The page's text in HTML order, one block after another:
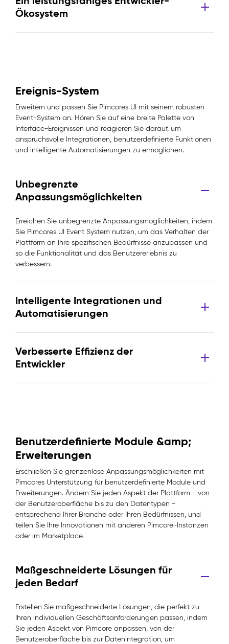
Ökosystem
Ereignis-System
Erweitern und passen Sie Pimcores UI mit seinem robusten
Event-System an. Hören Sie auf eine breite Palette von
Interface-Ereignissen und reagieren Sie darauf, um
anspruchsvolle Integrationen, benutzerdefinierte Funktionen
und intelligente Automatisierungen zu ermöglichen.
Unbegrenzte
Anpassungsmöglichkeiten
Erreichen Sie unbegrenzte Anpassungsmöglichkeiten, indem
Sie Pimcores UI Event System nutzen, um das Verhalten der
Plattform an Ihre spezifischen Bedürfnisse anzupassen und
so die Funktionalität und das Benutzererlebnis zu
verbessern.
Intelligente Integrationen und
Automatisierungen
Verbesserte Effizienz der
Entwickler
Benutzerdefinierte Module &amp;
Erweiterungen
Erschließen Sie grenzenlose Anpassungsmöglichkeiten mit
Pimcores Unterstützung für benutzerdefinierte Module und
Erweiterungen. Ändern Sie jeden Aspekt der Plattform - von
der Benutzeroberfläche bis zu den Datentypen -
entsprechend Ihrer Branche oder Ihren Bedürfnissen, und
teilen Sie Ihre Innovationen mit anderen Pimcore-Instanzen
oder im Marketplace.
Maßgeschneiderte Lösungen für
jeden Bedarf
Erstellen Sie maßgeschneiderte Lösungen, die perfekt zu
Ihren individuellen Geschäftsanforderungen passen, indem
Sie jeden Aspekt von Pimcore anpassen, von der
Benutzeroberfläche bis zur Datenintegration, um